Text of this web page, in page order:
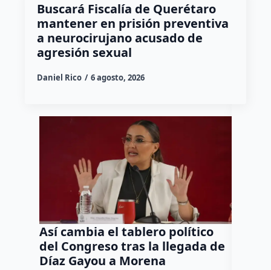
Buscará Fiscalía de Querétaro
mantener en prisión preventiva
a neurocirujano acusado de
agresión sexual
Daniel Rico 6 agosto, 2026
Así cambia el tablero político
del Congreso tras la llegada de
Díaz Gayou a Morena